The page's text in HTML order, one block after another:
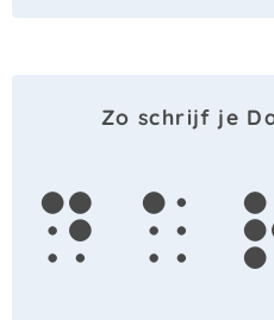
Zo schrijf je
d a